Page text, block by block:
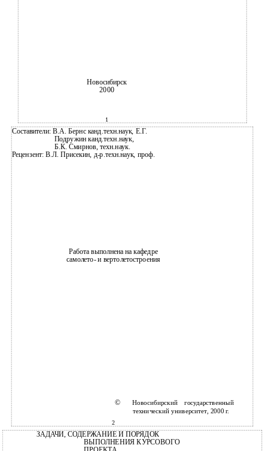
Новосибирск
2000
1
Составители: В.А. Бернс канд.техн.наук, Е.Г.
Подружин канд.техн.наук,
Б.К. Смирнов, техн.наук.
Рецензент: В.Л. Присекин, д-р.техн.наук, проф.
Работа выполнена на кафедре
самолето- и вертолетостроения
©
Новосибирский государственный
технический университет, 2000 г.
2
ЗАДАЧИ, СОДЕРЖАНИЕ И ПОРЯДОК
ВЫПОЛНЕНИЯ КУРСОВОГО